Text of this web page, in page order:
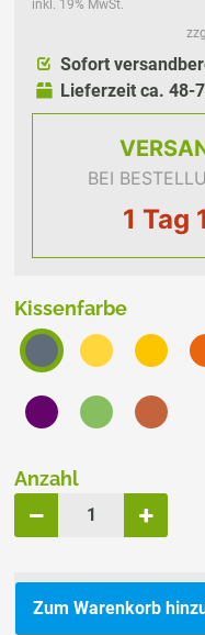
inkl. 19% MwSt.
Sofort
Lieferzeit ca. 48-
BEI
1 Tag
Kissenfarbe
Anzahl
Zum Warenkorb